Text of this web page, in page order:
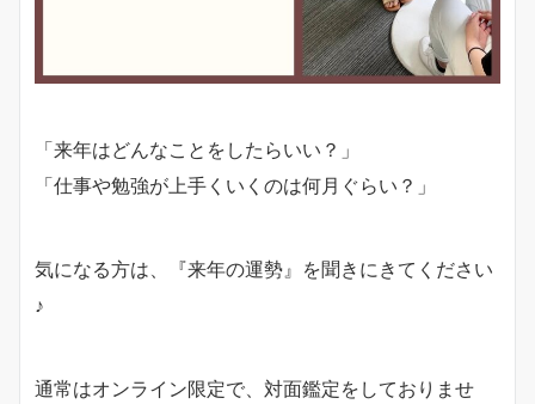
「来年はどんなことをしたらいい？」
「仕事や勉強が上手くいくのは何月ぐらい？」
気になる方は、『来年の運勢』を聞きにきてください
♪
通常はオンライン限定で、対面鑑定をしておりませ